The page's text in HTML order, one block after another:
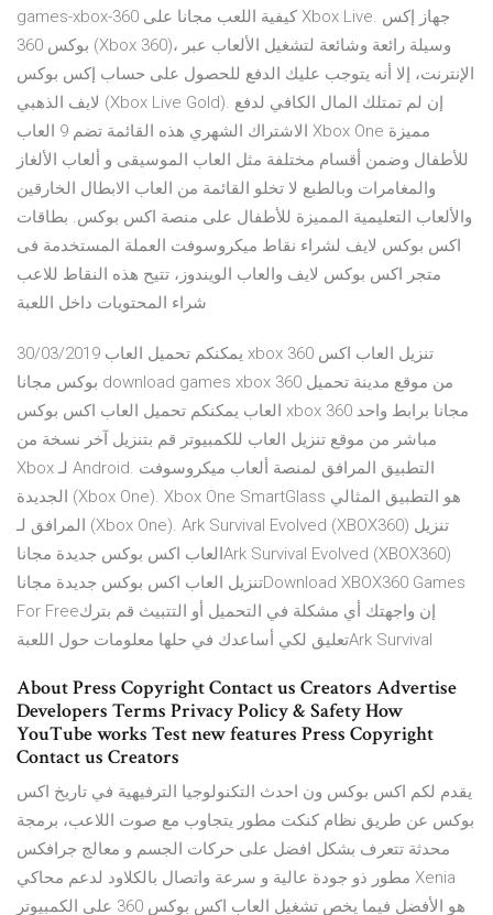
games-xbox-360 كيفية اللعب مجانا على Xbox Live. جهاز إكس
بوكس 360 (Xbox 360)، وسيلة رائعة وشائعة لتشغيل الألعاب عبر
الإنترنت، إلا أنه يتوجب عليك الدفع للحصول على حساب إكس بوكس
لايف الذهبي (Xbox Live Gold). إن لم تمتلك المال الكافي لدفع
الاشتراك الشهري هذه القائمة تضم 9 العاب Xbox One مميزة
للأطفال وضمن أقسام مختلفة مثل العاب الموسيقى و ألعاب الألغاز
والمغامرات وبالطبع لا تخلو القائمة من العاب الابطال الخارقين
والألعاب التعليمية المميزة للأطفال على منصة اكس بوكس. بطاقات
اكس بوكس لايف لشراء نقاط ميكروسوفت العملة المستخدمة فى
متجر اكس بوكس لايف والعاب الويندوز، تتيح هذه النقاط للاعب
شراء المحتويات داخل اللعبة
30/03/2019 يمكنكم تحميل العاب xbox 360 تنزيل العاب اكس
بوكس مجانا download games xbox 360 من موقع مدينة تحميل
العاب يمكنكم تحميل العاب اكس بوكس xbox 360 مجانا برابط واحد
مباشر من موقع تنزيل العاب للكمبيوتر قم بتنزيل آخر نسخة من
Xbox لـ Android. التطبيق المرافق لمنصة ألعاب ميكروسوفت
الجديدة (Xbox One). Xbox One SmartGlass هو التطبيق المثالي
المرافق لـ (Xbox One). Ark Survival Evolved (XBOX360) تنزيل
العاب اكس بوكس جديدة مجاناArk Survival Evolved (XBOX360)
تنزيل العاب اكس بوكس جديدة مجاناDownload XBOX360 Games
For Freeإن واجهتك أي مشكلة في التحميل أو التتبيث قم بترك
تعليق لكي أساعدك في حلها معلومات حول اللعبةArk Survival
About Press Copyright Contact us Creators Advertise
Developers Terms Privacy Policy & Safety How
YouTube works Test new features Press Copyright
Contact us Creators
يقدم لكم اكس بوكس ون احدث التكنولوجيا الترفيهية في تاريخ اكس
بوكس عن طريق نظام كنكت مطور يتجاوب مع صوت اللاعب، برمجة
محدثة تتعرف بشكل افضل على حركات الجسم و معالج جرافكس
مطور ذو جودة عالية و سرعة واتصال بالكلاود لدعم محاكي Xenia
هو الأفضل فيما يخص تشغيل العاب اكس بوكس 360 على الكمبيوتر